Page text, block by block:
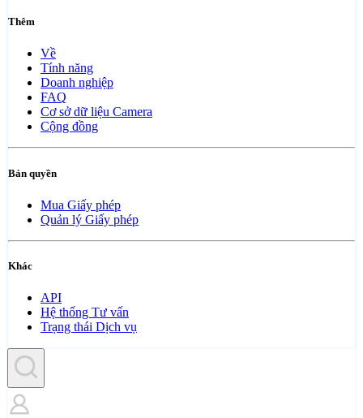
Thêm
Về
Tính năng
Doanh nghiệp
FAQ
Cơ sở dữ liệu Camera
Cộng đồng
Bản quyền
Mua Giấy phép
Quản lý Giấy phép
Khác
API
Hệ thống Tư vấn
Trạng thái Dịch vụ